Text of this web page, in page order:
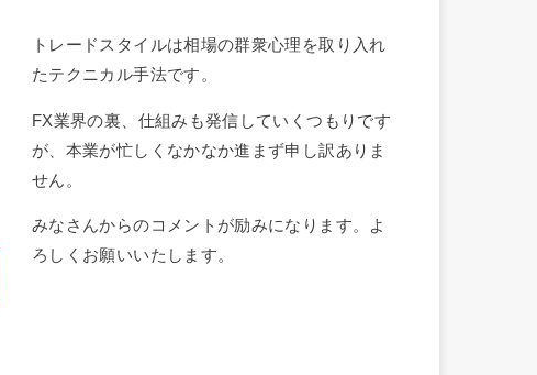
トレードスタイルは相場の群衆心理を取り入れ
たテクニカル手法です。
FX業界の裏、仕組みも発信していくつもりです
が、本業が忙しくなかなか進まず申し訳ありま
せん。
みなさんからのコメントが励みになります。よ
ろしくお願いいたします。